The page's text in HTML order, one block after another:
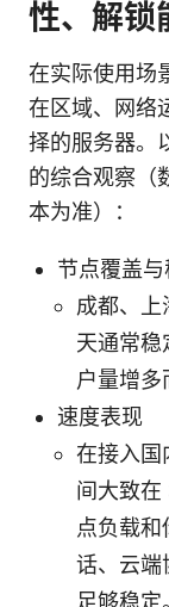
性、解锁
在实际使用场
在区域、网络
择的服务器。
的综合观察（
本为准）：
节点覆盖
成都、上
天通常稳
户量增多
速度表现
在接入国
间大致
点负载
话、云端
足够稳定